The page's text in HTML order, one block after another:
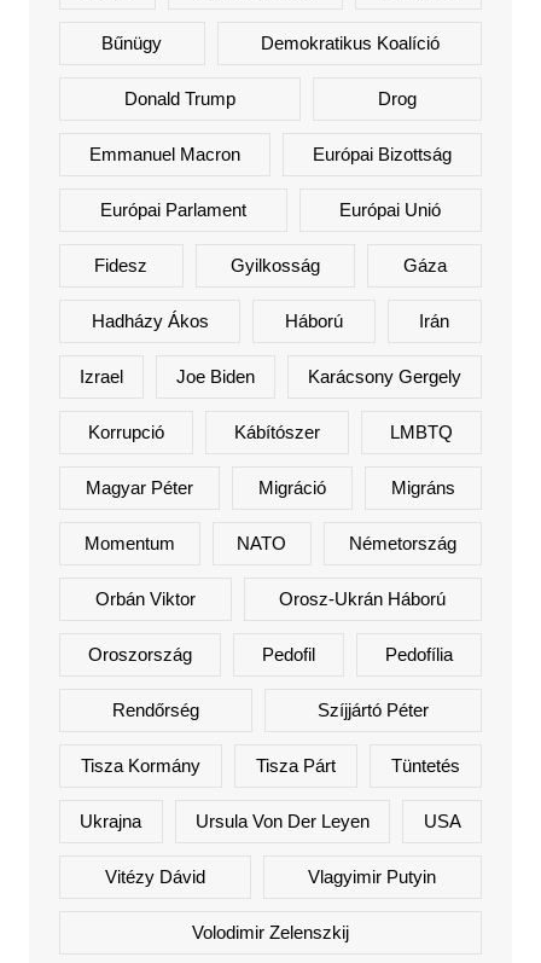
Bűnügy Demokratikus Koalíció
Donald Trump Drog
Emmanuel Macron Európai Bizottság
Európai Parlament Európai Unió
Fidesz Gyilkosság Gáza
Hadházy Ákos Háború Irán
Izrael Joe Biden Karácsony Gergely
Korrupció Kábítószer LMBTQ
Magyar Péter Migráció Migráns
Momentum NATO Németország
Orbán Viktor Orosz-Ukrán Háború
Oroszország Pedofil Pedofília
Rendőrség Szíjjártó Péter
Tisza Kormány Tisza Párt Tüntetés
Ukrajna Ursula Von Der Leyen USA
Vitézy Dávid Vlagyimir Putyin
Volodimir Zelenszkij